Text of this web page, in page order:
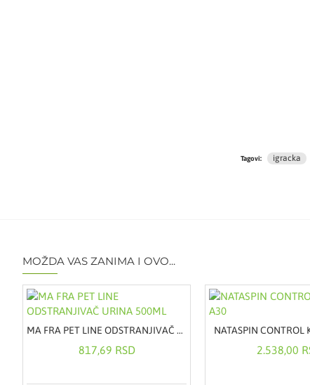
Tagovi: igracka
MOŽDA VAS ZANIMA I OVO...
MA FRA PET LINE ODSTRANJIVAČ URINA 500ML
817,69 RSD
NATASPIN CONTROL
2.538,00